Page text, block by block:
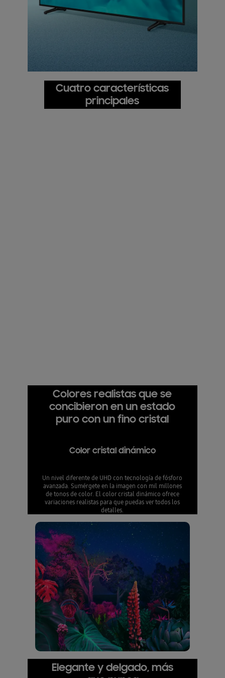
Cuatro características
principales
Colores realistas que se
concibieron en un estado
puro con un fino cristal
Color cristal dinámico
Un nivel diferente de UHD con tecnología de fósforo
avanzada. Sumérgete en la imagen con mil millones
de tonos de color. El color cristal dinámico ofrece
variaciones realistas para que puedas ver todos los
detalles.
Elegante y delgado, más